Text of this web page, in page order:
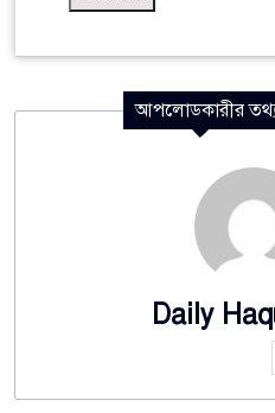
আপলোডকারীর
Daily